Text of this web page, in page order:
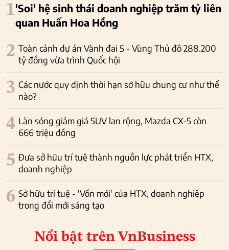
1'Soi' hệ sinh thái doanh nghiệp trăm tỷ liên
quan Huấn Hoa Hồng
2 Toàn cảnh dự án Vành đai 5 - Vùng Thủ đô 288.200
tỷ đồng vừa trình Quốc hội
3 Các nước quy định thời hạn sở hữu chung cư như thế
nào?
4 Làn sóng giảm giá SUV lan rộng, Mazda CX-5 còn
666 triệu đồng
5 Đưa sở hữu trí tuệ thành nguồn lực phát triển HTX,
doanh nghiệp
6 Sở hữu trí tuệ - 'Vốn mới' của HTX, doanh nghiệp
trong đổi mới sáng tạo
Nổi bật trên VnBusiness